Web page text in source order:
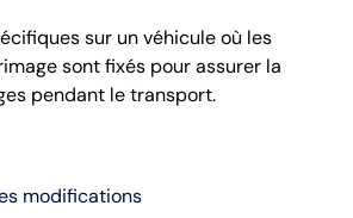
sur un véhicule où les
sont fixés pour assurer la
pendant le transport.
modifications